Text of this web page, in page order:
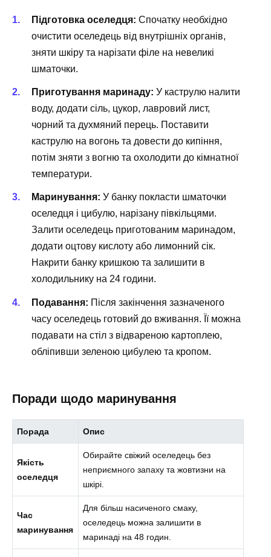
Підготовка оселедця: Спочатку необхідно
очистити оселедець від внутрішніх органів,
зняти шкіру та нарізати філе на невеликі
шматочки.
Приготування маринаду: У каструлю налити
воду, додати сіль, цукор, лавровий лист,
чорний та духмяний перець. Поставити
каструлю на вогонь та довести до кипіння,
потім зняти з вогню та охолодити до кімнатної
температури.
Маринування: У банку покласти шматочки
оселедця і цибулю, нарізану півкільцями.
Залити оселедець приготованим маринадом,
додати оцтову кислоту або лимонний сік.
Накрити банку кришкою та залишити в
холодильнику на 24 години.
Подавання: Після закінчення зазначеного
часу оселедець готовий до вживання. Її можна
подавати на стіл з відвареною картоплею,
обліпивши зеленою цибулею та кропом.
Поради щодо маринування
Порада Опис
Якість
оселедця
Обирайте свіжий оселедець без
неприємного запаху та жовтизни на
шкірі.
Час
маринування
Для більш насиченого смаку,
оселедець можна залишити в
маринаді на 48 годин.